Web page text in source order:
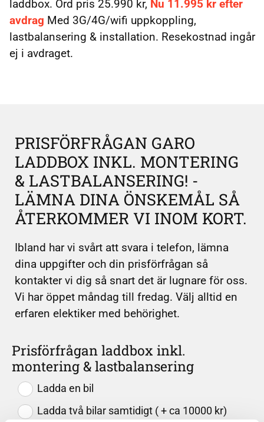
laddbox. Ord pris 25.990 kr, Nu 11.995 kr efter
avdrag Med 3G/4G/wifi uppkoppling,
lastbalansering & installation. Resekostnad ingår
ej i avdraget.
PRISFÖRFRÅGAN GARO
LADDBOX INKL. MONTERING
& LASTBALANSERING! -
LÄMNA DINA ÖNSKEMÅL SÅ
ÅTERKOMMER VI INOM KORT.
Ibland har vi svårt att svara i telefon, lämna
dina uppgifter och din prisförfrågan så
kontakter vi dig så snart det är lugnare för oss.
Vi har öppet måndag till fredag. Välj alltid en
erfaren elektiker med behörighet.
Prisförfrågan laddbox inkl.
montering & lastbalansering
Ladda en bil
Ladda två bilar samtidigt ( + ca 10000 kr)